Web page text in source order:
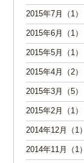
2015年7月（1）
2015年6月（1）
2015年5月（1）
2015年4月（2）
2015年3月（5）
2015年2月（1）
2014年12月（1）
2014年11月（1）